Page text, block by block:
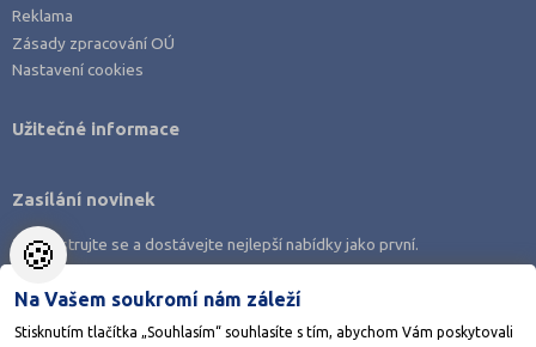
Reklama
Zásady zpracování OÚ
Nastavení cookies
Užitečné informace
Zasílání novinek
Zaregistrujte se a dostávejte nejlepší nabídky jako první.
🍪
Na Vašem soukromí nám záleží
Stisknutím tlačítka „Souhlasím“ souhlasíte s tím, abychom Vám poskytovali